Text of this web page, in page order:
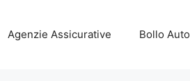
Agenzie Assicurative Bollo Auto